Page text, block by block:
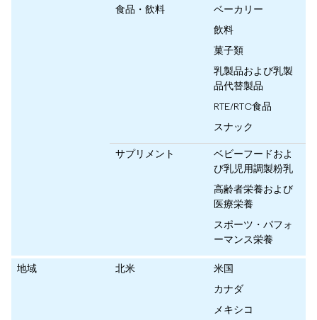
食品・飲料
ベーカリー
飲料
菓子類
乳製品および乳製
品代替製品
RTE/RTC食品
スナック
サプリメント
ベビーフードおよ
び乳児用調製粉乳
高齢者栄養および
医療栄養
スポーツ・パフォ
ーマンス栄養
地域 北米
米国
カナダ
メキシコ